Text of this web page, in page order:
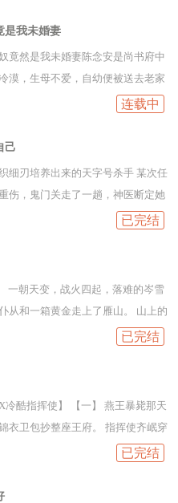
是我未婚妻
竟然是我未婚妻陈念安是尚书府中
漠，生母不爱，自幼便被送去老家
要成亲时，突然跟个江湖女跑了，
人摆弄的物件，是提线的木偶，要
天的女人！正巧回京路上，她顺手
后发现对方生的甚是冷艳貌美，清
恩的样子让她来了兴趣陈念安以救
给她当马奴白天替她照看她的白
京城，陈念安到底惜命，怕事情败
些银钱将她扔在客栈，自己带着下
水情缘，往后只能怀念两人抵死缠
同样穿着喜服的女人不是马奴又是
了——萧云景办差路上被身边人算
娇滴滴的姑娘捞了一命对方不要金
长腿上来回，粉唇一启便定了她的
安，奈何对方长腿勾在她的肩头，
连载中
己
细刃培养出来的天字号杀手 某次任
伤，鬼门关走了一趟，神医断定她
拿刀 首领惋惜但无情，一包碎银将
已完结
一朝天变，战火四起，落难的岑雪
从和一箱黄金走上了雁山。 山上的
听闻人来，叼着一根狗尾巴草登
归你。” 危怀风难以相信天下竟有
你来真的都行。” 岑雪：“……”
已完结
冷酷指挥使】 【一】 燕王暴毙那天
衣卫包抄整座王府。 指挥使齐岷穿
宅，对坐在镜台前梳妆的女人说：
说，这个女人是今上多年的心结。
已完结